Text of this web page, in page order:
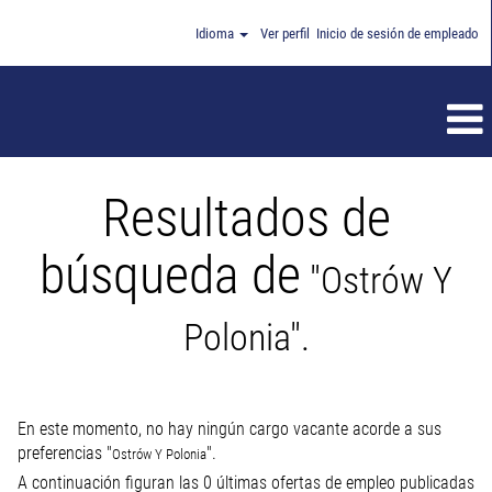
Idioma Ver perfil Inicio de sesión de empleado
Resultados de
búsqueda de "Ostrów Y
Polonia".
En este momento, no hay ningún cargo vacante acorde a sus
preferencias "Ostrów Y Polonia".
A continuación figuran las 0 últimas ofertas de empleo publicadas